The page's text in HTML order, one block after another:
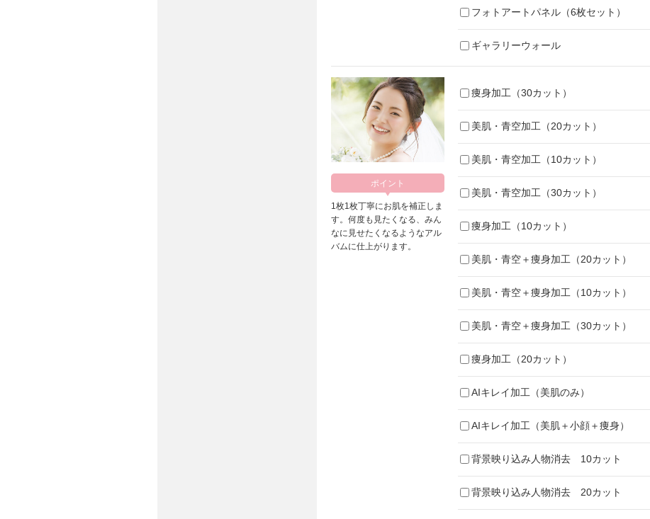
フォトアートパネル（6枚セット）
ギャラリーウォール
1枚1枚丁寧にお肌を補正しま
す。何度も見たくなる、みん
なに見せたくなるようなアル
バムに仕上がります。
痩身加工（30カット）
美肌・青空加工（20カット）
美肌・青空加工（10カット）
美肌・青空加工（30カット）
痩身加工（10カット）
美肌・青空＋痩身加工（20カット）
美肌・青空＋痩身加工（10カット）
美肌・青空＋痩身加工（30カット）
痩身加工（20カット）
AIキレイ加工（美肌のみ）
AIキレイ加工（美肌＋小顔＋痩身）
背景映り込み人物消去 10カット
背景映り込み人物消去 20カット